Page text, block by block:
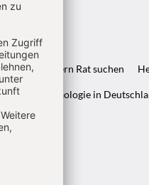
& Wenn Eltern Rat suchen
& Archäologie in